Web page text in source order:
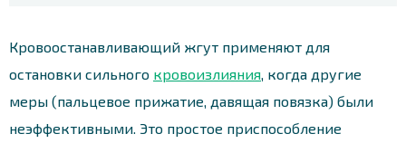
Кровоостанавливающий жгут применяют для
остановки сильного кровоизлияния, когда другие
меры (пальцевое прижатие, давящая повязка) были
неэффективными. Это простое приспособление